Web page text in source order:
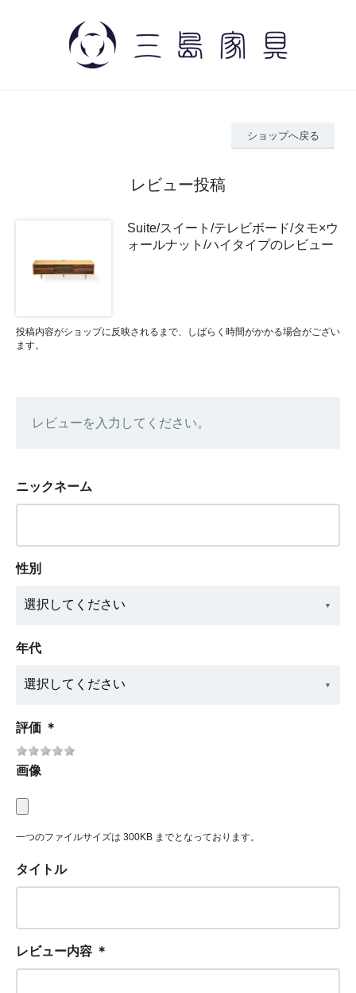
ショップへ戻る
レビュー投稿
Suite/スイート/テレビボード/タモ×ウ
ォールナット/ハイタイプのレビュー
投稿内容がショップに反映されるまで、しばらく時間がかかる場合がござい
ます。
レビューを入力してください。
ニックネーム
性別
年代
評価 ＊
画像
一つのファイルサイズは 300KB までとなっております。
タイトル
レビュー内容 ＊